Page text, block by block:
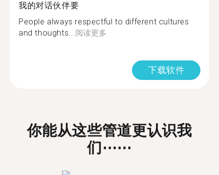
我的对话伙伴要
People always respectful to different cultures
and thoughts...阅读更多
下载软件
你能从这些管道更认识我
们⋯⋯